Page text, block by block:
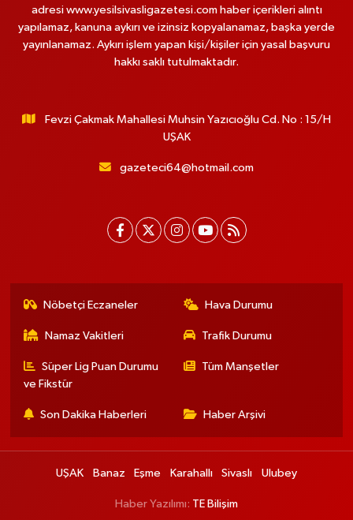
adresi www.yesilsivasligazetesi.com haber içerikleri alıntı
yapılamaz, kanuna aykırı ve izinsiz kopyalanamaz, başka yerde
yayınlanamaz. Aykırı işlem yapan kişi/kişiler için yasal başvuru
hakkı saklı tutulmaktadır.
Fevzi Çakmak Mahallesi Muhsin Yazıcıoğlu Cd. No : 15/H
UŞAK
gazeteci64@hotmail.com
Nöbetçi Eczaneler Hava Durumu
Namaz Vakitleri Trafik Durumu
Süper Lig Puan Durumu
ve Fikstür
Tüm Manşetler
Son Dakika Haberleri Haber Arşivi
UŞAK Banaz Eşme Karahallı Sivaslı Ulubey
Haber Yazılımı: TE Bilişim